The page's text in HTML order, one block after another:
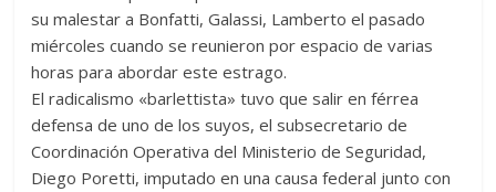
su malestar a Bonfatti, Galassi, Lamberto el pasado
miércoles cuando se reunieron por espacio de varias
horas para abordar este estrago.
El radicalismo «barlettista» tuvo que salir en férrea
defensa de uno de los suyos, el subsecretario de
Coordinación Operativa del Ministerio de Seguridad,
Diego Poretti, imputado en una causa federal junto con